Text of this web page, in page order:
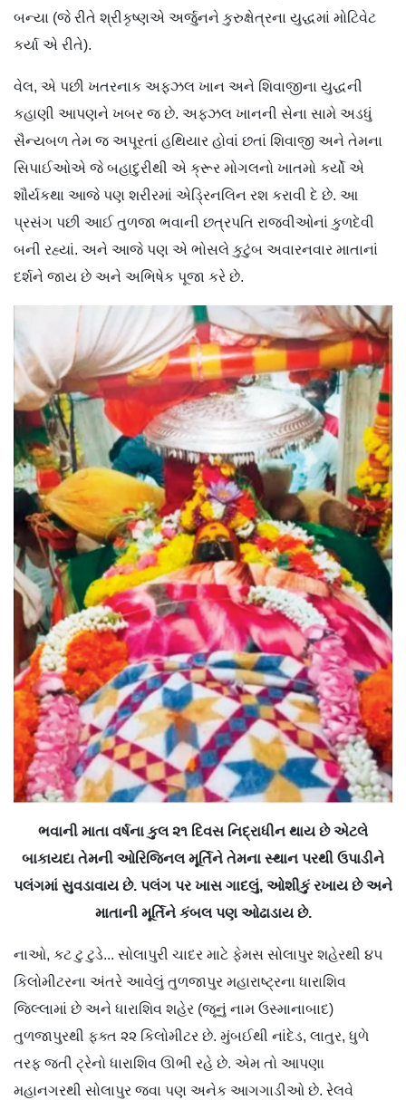
બન્યા (જે રીતે શ્રીકૃષ્ણએ અર્જુનને કુરુક્ષેત્રના યુદ્ધમાં મોટિવેટ
કર્યા એ રીતે).
વેલ, એ પછી ખતરનાક અફઝલ ખાન અને શિવાજીના યુદ્ધની
કહાણી આપણને ખબર જ છે. અફઝલ ખાનની સેના સામે અડધું
સૈન્યબળ તેમ જ અપૂરતાં હથિયાર હોવાં છતાં શિવાજી અને તેમના
સિપાઈઓએ જે બહાદુરીથી એ ક્રૂર મોગલનો ખાતમો કર્યો એ
શૌર્યકથા આજે પણ શરીરમાં એડ્રિનલિન રશ કરાવી દે છે. આ
પ્રસંગ પછી આઈ તુળજા ભવાની છત્રપતિ રાજવીઓનાં કુળદેવી
બની રહ્યાં. અને આજે પણ એ ભોસલે કુટુંબ અવારનવાર માતાનાં
દર્શને જાય છે અને અભિષેક પૂજા કરે છે.
ભવાની માતા વર્ષના કુલ ૨૧ દિવસ નિદ્રાધીન થાય છે એટલે
બાકાયદા તેમની ઓરિજિનલ મૂર્તિને તેમના સ્થાન પરથી ઉપાડીને
પલંગમાં સુવડાવાય છે. પલંગ પર ખાસ ગાદલું, ઓશીકું રખાય છે અને
માતાની મૂર્તિને કંબલ પણ ઓઢાડાય છે.
નાઓ, કટ ટુ ટુડે... સોલાપુરી ચાદર માટે ફેમસ સોલાપુર શહેરથી ૪૫
કિલોમીટરના અંતરે આવેલું તુળજાપુર મહારાષ્ટ્રના ધારાશિવ
જિલ્લામાં છે અને ધારાશિવ શહેર (જૂનું નામ ઉસ્માનાબાદ)
તુળજાપુરથી ફક્ત ૨૨ કિલોમીટર છે. મુંબઈથી નાંદેડ, લાતુર, ધુળે
તરફ જતી ટ્રેનો ધારાશિવ ઊભી રહે છે. એમ તો આપણા
મહાનગરથી સોલાપુર જવા પણ અનેક આગગાડીઓ છે. રેલવે